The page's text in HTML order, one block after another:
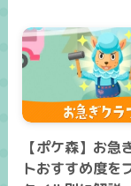
【ポケ森】お急
トおすすめ度を